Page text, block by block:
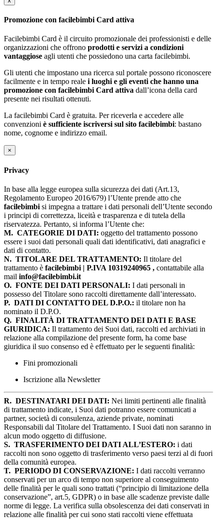
Promozione con facilebimbi Card attiva
Facilebimbi Card è il circuito promozionale dei professionisti e delle
organizzazioni che offrono prodotti e servizi a condizioni
vantaggiose agli utenti che possiedono una carta facilebimbi.
Gli utenti che impostano una ricerca sul portale possono riconoscere
facilmente e in tempo reale i luoghi e gli eventi che hanno una
promozione con facilebimbi Card attiva dall’icona della card
presente nei risultati ottenuti.
La facilebimbi Card è gratuita. Per riceverla e accedere alle
convenzioni è sufficiente iscriversi sul sito facilebimbi: bastano
nome, cognome e indirizzo email.
×
Privacy
In base alla legge europea sulla sicurezza dei dati (Art.13,
Regolamento Europeo 2016/679) l’Utente prende atto che
facilebimbi si impegna a trattare i dati personali dell’Utente secondo
i principi di correttezza, liceità e trasparenza e di tutela della
riservatezza. Pertanto, si informa l’Utente che:
M. CATEGORIE DI DATI: oggetto del trattamento possono
essere i suoi dati personali quali dati identificativi, dati anagrafici e
dati di contatto.
N. TITOLARE DEL TRATTAMENTO: Il titolare del
trattamento è facilebimbi | P.IVA 10319240965 , contattabile alla
mail info@facilebimbi.it
O. FONTE DEI DATI PERSONALI: I dati personali in
possesso del Titolare sono raccolti direttamente dall’interessato.
P. DATI DI CONTATTO DEL D.P.O.: il titolare non ha
nominato il D.P.O.
Q. FINALITÀ DI TRATTAMENTO DEI DATI E BASE
GIURIDICA: Il trattamento dei Suoi dati, raccolti ed archiviati in
relazione alla compilazione del presente form, ha come base
giuridica il suo consenso ed è effettuato per le seguenti finalità:
Fini promozionali
Iscrizione alla Newsletter
R. DESTINATARI DEI DATI: Nei limiti pertinenti alle finalità
di trattamento indicate, i Suoi dati potranno essere comunicati a
partner, società di consulenza, aziende private, nominati
Responsabili dal Titolare del Trattamento. I Suoi dati non saranno in
alcun modo oggetto di diffusione.
S. TRASFERIMENTO DEI DATI ALL’ESTERO: i dati
raccolti non sono oggetto di trasferimento verso paesi terzi al di fuori
della comunità europea.
T. PERIODO DI CONSERVAZIONE: I dati raccolti verranno
conservati per un arco di tempo non superiore al conseguimento
delle finalità per le quali sono trattati (“principio di limitazione della
conservazione”, art.5, GDPR) o in base alle scadenze previste dalle
norme di legge. La verifica sulla obsolescenza dei dati conservati in
relazione alle finalità per cui sono stati raccolti viene effettuata